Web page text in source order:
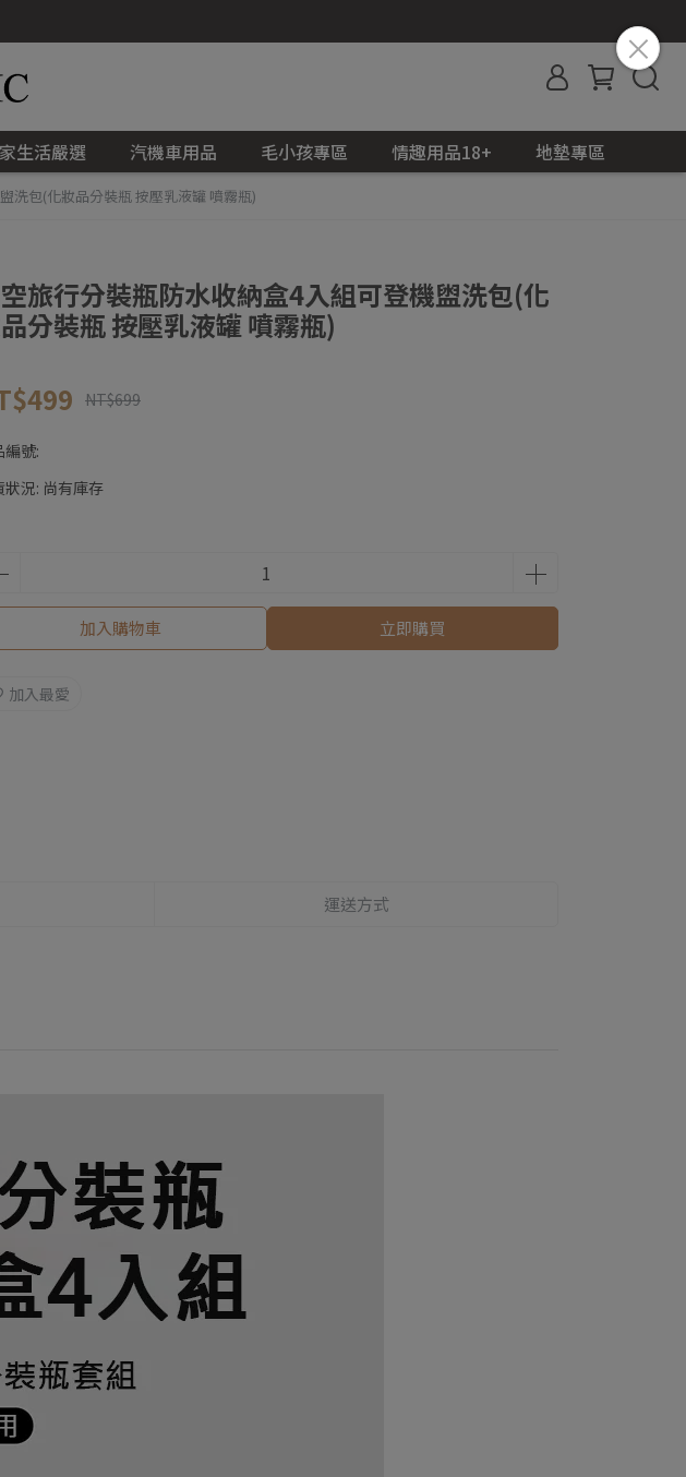
生活嚴選 汽機車用品 毛小孩專區 情趣用品18+ 地墊專區
洗包(化妝品分裝瓶 按壓乳液罐 噴霧瓶)
旅行分裝瓶防水收納盒4入組可登機盥洗包(化
分裝瓶 按壓乳液罐 噴霧瓶)
NT$699
編號:
狀況: 尚有庫存
加入購物車 立即購買
加入最愛
運送方式